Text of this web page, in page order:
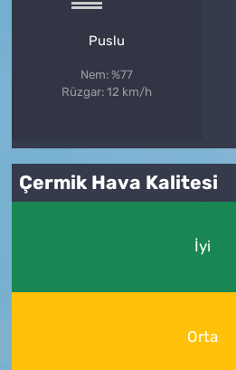
Puslu
Nem: %77
Rüzgar: 12 km/h
Çermik Hava Kalitesi
İyi
Orta